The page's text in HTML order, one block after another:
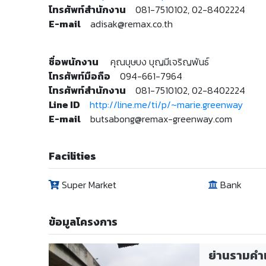
โทรศัพท์สำนักงาน 081-7510102, 02-8402224
E-mail adisak@remax.co.th
ชื่อพนักงาน คุณบุษบง บุญมีเจริญพันธ์
โทรศัพท์มือถือ 094-661-7964
โทรศัพท์สำนักงาน 081-7510102, 02-8402224
Line ID
http://line.me/ti/p/~marie.greenway
E-mail butsabong@remax-greenway.com
Facilities
Super Market Bank
ข้อมูลโครงการ
ย่านรามค